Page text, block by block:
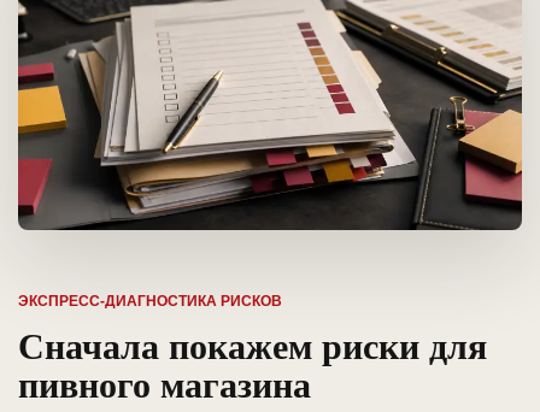
ЭКСПРЕСС-ДИАГНОСТИКА РИСКОВ
Сначала покажем риски для
пивного магазина